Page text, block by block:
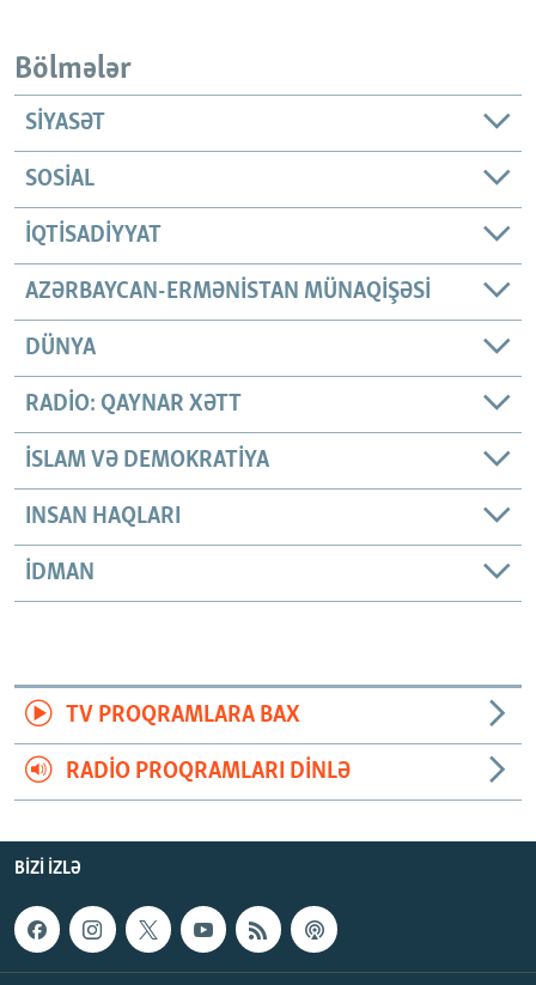
Bölmələr
SIYASƏT
SOSIAL
İQTISADIYYAT
AZƏRBAYCAN-ERMƏNISTAN MÜNAQIŞƏSI
DÜNYA
RADIO: QAYNAR XƏTT
İSLAM VƏ DEMOKRATIYA
INSAN HAQLARI
İDMAN
TV PROQRAMLARA BAX
RADIO PROQRAMLARI DINLƏ
BIZI IZLƏ